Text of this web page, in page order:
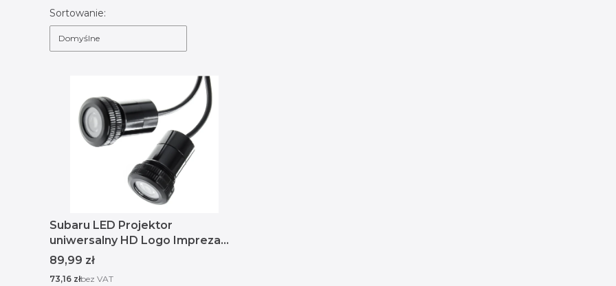
Lista produktów
Sortowanie:
Domyślne
Subaru LED Projektor
uniwersalny HD Logo Impreza
Levorg Solterra
Cena
89,99 zł
Cena
73,16 złbez VAT